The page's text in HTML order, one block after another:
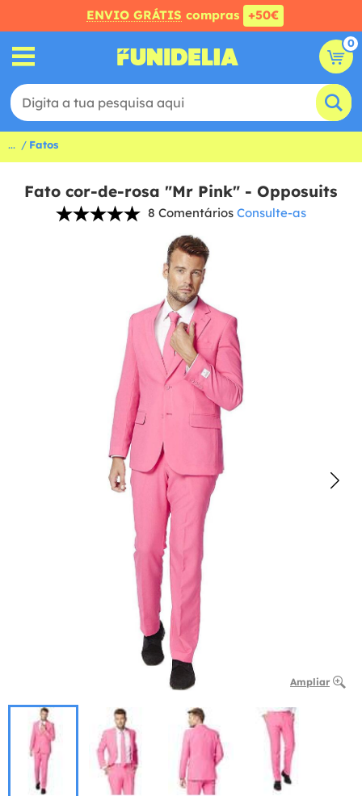
ENVIO GRÁTIS compras +50€
0
... Fatos
Fato cor-de-rosa "Mr Pink" - Opposuits
8 Comentários Consulte-as
Ampliar